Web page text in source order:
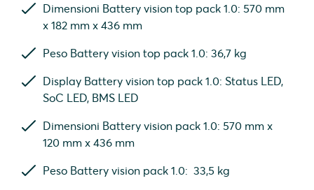
Dimensioni Battery vision top pack 1.0: 570 mm
x 182 mm x 436 mm
Peso Battery vision top pack 1.0: 36,7 kg
Display Battery vision top pack 1.0: Status LED,
SoC LED, BMS LED
Dimensioni Battery vision pack 1.0: 570 mm x
120 mm x 436 mm
Peso Battery vision pack 1.0: 33,5 kg